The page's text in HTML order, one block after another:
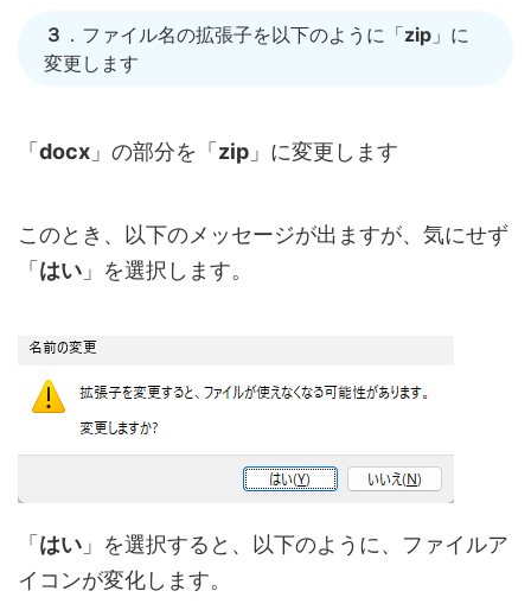
３ ．ファイル名の拡張子を以下のように「zip 」に
変更します
「docx 」の部分を「zip 」に変更します
このとき、以下のメッセージが出ますが、気にせず
「はい 」を選択します。
「はい 」を選択すると、以下のように、ファイルア
イコンが変化します。